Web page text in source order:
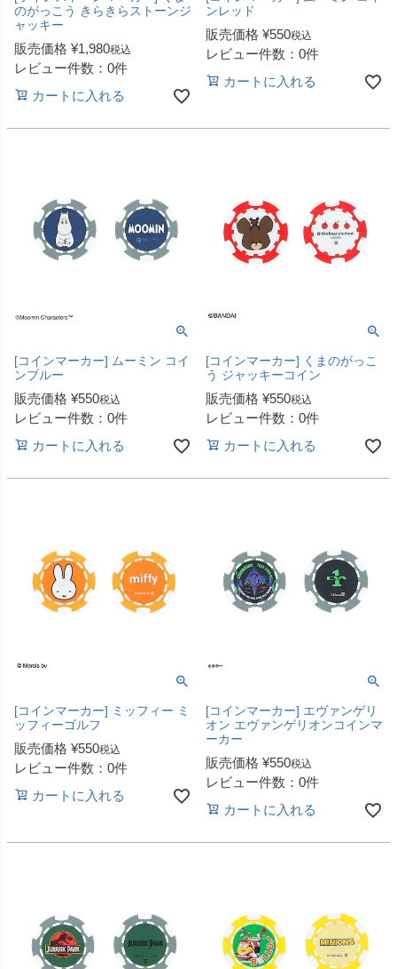
のがっこう きらきらストーンジ
ャッキー
販売価格 ¥1,980税込
レビュー件数：0件
カートに入れる
ンレッド
販売価格 ¥550税込
レビュー件数：0件
カートに入れる
[コインマーカー] ムーミン コイ
ンブルー
販売価格 ¥550税込
レビュー件数：0件
カートに入れる
[コインマーカー] くまのがっこ
う ジャッキーコイン
販売価格 ¥550税込
レビュー件数：0件
カートに入れる
[コインマーカー] ミッフィー ミ
ッフィーゴルフ
販売価格 ¥550税込
レビュー件数：0件
カートに入れる
[コインマーカー] エヴァンゲリ
オン エヴァンゲリオンコインマ
ーカー
販売価格 ¥550税込
レビュー件数：0件
カートに入れる